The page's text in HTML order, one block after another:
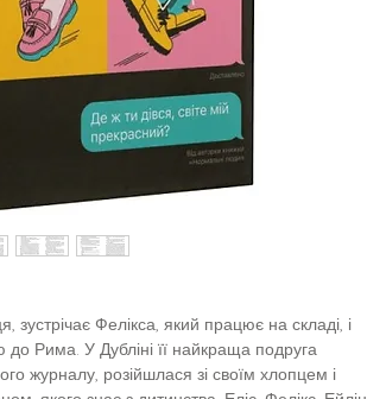
зустрічає Фелікса, який працює на складі, і
до Рима. У Дубліні її найкраща подруга
журналу, розійшлася зі своїм хлопцем і